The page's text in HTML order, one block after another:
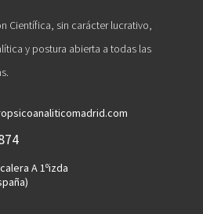
Científica, sin carácter lucrativo,
y postura abierta a todas las
A 1ºizda